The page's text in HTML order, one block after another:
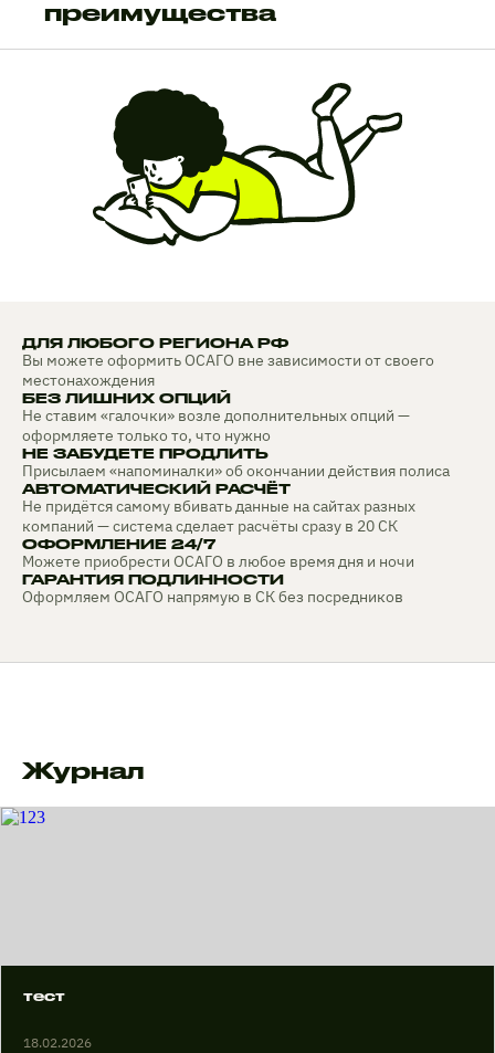
преимущества
ДЛЯ ЛЮБОГО РЕГИОНА РФ
Вы можете оформить ОСАГО вне зависимости от своего
местонахождения
БЕЗ ЛИШНИХ ОПЦИЙ
Не ставим «галочки» возле дополнительных опций —
оформляете только то, что нужно
НЕ ЗАБУДЕТЕ ПРОДЛИТЬ
Присылаем «напоминалки» об окончании действия полиса
АВТОМАТИЧЕСКИЙ РАСЧЁТ
Не придётся самому вбивать данные на сайтах разных
компаний — система сделает расчёты сразу в 20 СК
ОФОРМЛЕНИЕ 24/7
Можете приобрести ОСАГО в любое время дня и ночи
ГАРАНТИЯ ПОДЛИННОСТИ
Оформляем ОСАГО напрямую в СК без посредников
Журнал
тест
18.02.2026